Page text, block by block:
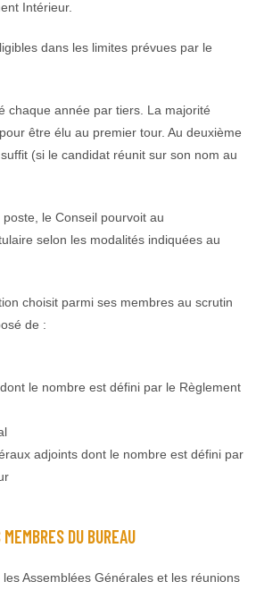
Intérieur.
dans les limites prévues par le
chaque année par tiers. La majorité
être élu au premier tour. Au deuxième
(si le candidat réunit sur son nom au
poste, le Conseil pourvoit au
selon les modalités indiquées au
choisit parmi ses membres au scrutin
de :
le nombre est défini par le Règlement
adjoints dont le nombre est défini par
DU BUREAU
Assemblées Générales et les réunions